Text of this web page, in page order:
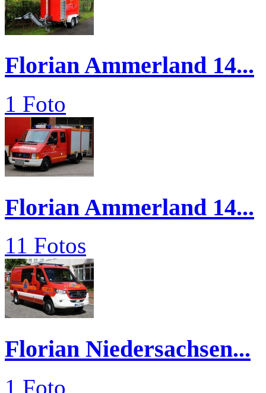
Florian Ammerland 14...
1 Foto
Florian Ammerland 14...
11 Fotos
Florian Niedersachsen...
1 Foto